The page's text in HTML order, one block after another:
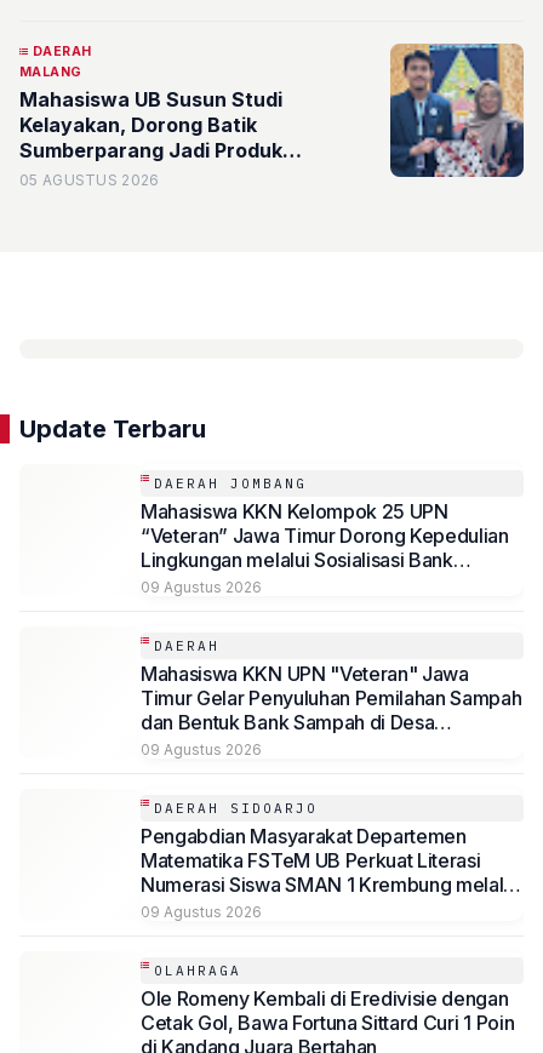
DAERAH
MALANG
Mahasiswa UB Susun Studi
Kelayakan, Dorong Batik
Sumberparang Jadi Produk
Unggulan dan Identitas Desa
05 AGUSTUS 2026
Update Terbaru
DAERAH JOMBANG
Mahasiswa KKN Kelompok 25 UPN
“Veteran” Jawa Timur Dorong Kepedulian
Lingkungan melalui Sosialisasi Bank
Sampah dan Pengadaan Tempat Sampah
09 Agustus 2026
DAERAH
Mahasiswa KKN UPN "Veteran" Jawa
Timur Gelar Penyuluhan Pemilahan Sampah
dan Bentuk Bank Sampah di Desa
Penggaron
09 Agustus 2026
DAERAH SIDOARJO
Pengabdian Masyarakat Departemen
Matematika FSTeM UB Perkuat Literasi
Numerasi Siswa SMAN 1 Krembung melalui
Integrasi Aljabar Berbasis Teknologi
09 Agustus 2026
OLAHRAGA
Ole Romeny Kembali di Eredivisie dengan
Cetak Gol, Bawa Fortuna Sittard Curi 1 Poin
di Kandang Juara Bertahan